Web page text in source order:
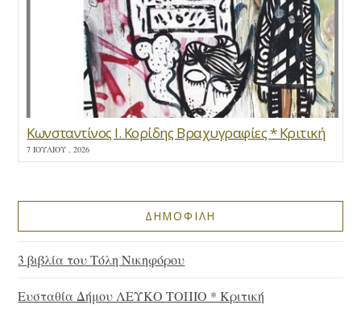
Κωνσταντίνος Ι. Κορίδης Βραχυγραφίες * Κριτική
7 ΙΟΥΛΊΟΥ , 2026
ΔΗΜΟΦΙΛΗ
3 βιβλία του Τόλη Νικηφόρου
Ευσταθία Δήμου ΛΕΥΚΟ ΤΟΠΙΟ * Κριτική